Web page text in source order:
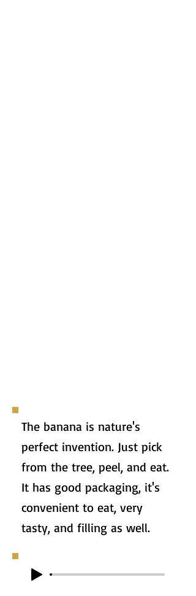
The banana is nature's
perfect invention. Just pick
from the tree, peel, and eat.
It has good packaging, it's
convenient to eat, very
tasty, and filling as well.